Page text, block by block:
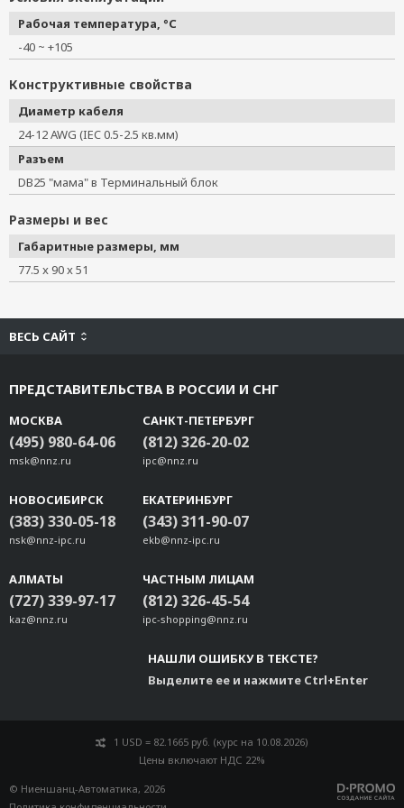
CBL-RJ45M25-150
CBL-RJ45F25-150
CBL-M25M9x2-50
TB-M25
ADP-SCm-STf-S
ADP-SCm-STf-M
NP21101
Mini DB9F-to-TB
CBL-USBAP-50
CBL-M12D(MM4P)/RJ45-100 IP67
CBL-RJ458P-100
A-PLG-WPRJ
CBL-PJTB-10 (Power Jack to TB Power Cable)
A-CAP-WPRJ45-MC
AVK-17
CBL-M23(FF6P)/OPEN-BK-100 IP67
A-ADP-RJ458P-DB9F-ABC01
CBL-M12DFF4PRJ45-BK-10-IP67
CBL-RJ45SF9-150
CBL-RJ45SM25-150
CBL-M12MM8PRJ45-BK-100-IP67
Рабочая температура, °C
-40 ~ +105
Конструктивные свойства
Диаметр кабеля
24-12 AWG (IEC 0.5-2.5 кв.мм)
Разъем
DB25 "мама" в Терминальный блок
Размеры и вес
Габаритные размеры, мм
77.5 x 90 x 51
ВЕСЬ САЙТ
ПРЕДСТАВИТЕЛЬСТВА В РОССИИ И СНГ
МОСКВА
(495) 980-64-06
msk@nnz.ru
САНКТ-ПЕТЕРБУРГ
(812) 326-20-02
ipc@nnz.ru
НОВОСИБИРСК
(383) 330-05-18
nsk@nnz-ipc.ru
ЕКАТЕРИНБУРГ
(343) 311-90-07
ekb@nnz-ipc.ru
АЛМАТЫ
(727) 339-97-17
kaz@nnz.ru
ЧАСТНЫМ ЛИЦАМ
(812) 326-45-54
ipc-shopping@nnz.ru
НАШЛИ ОШИБКУ В ТЕКСТЕ?
Выделите ее и нажмите Ctrl+Enter
1 USD = 82.1665 руб. (курс на 10.08.2026)
Цены включают НДС 22%
© Ниеншанц-Автоматика, 2026